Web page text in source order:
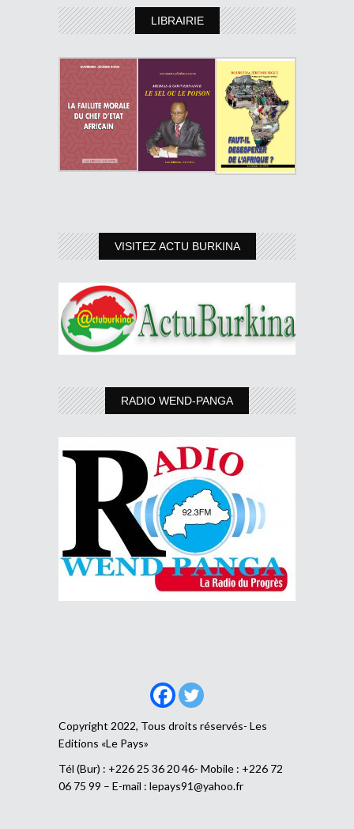
LIBRAIRIE
VISITEZ ACTU BURKINA
RADIO WEND-PANGA
Copyright 2022, Tous droits réservés- Les
Editions «Le Pays»
Tél (Bur) : +226 25 36 20 46- Mobile : +226 72
06 75 99 – E-mail : lepays91@yahoo.fr